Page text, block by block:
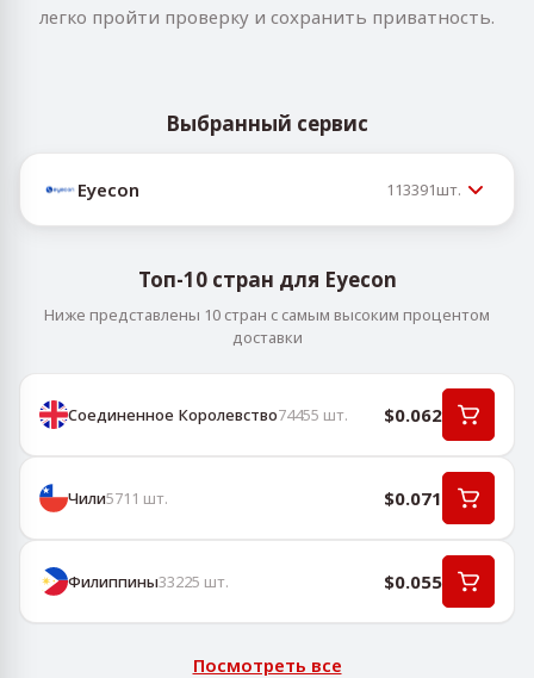
легко пройти проверку и сохранить приватность.
Выбранный сервис
Eyecon 113391шт.
Топ-10 стран для Eyecon
Ниже представлены 10 стран с самым высоким процентом
доставки
Соединенное Королевство74455 шт. $0.062
Чили5711 шт. $0.071
Филиппины33225 шт. $0.055
Посмотреть все